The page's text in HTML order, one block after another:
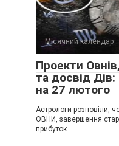
Місячний календар
Проекти
та досвід
на 27 лютого
Астрологи розповіли,
ОВНИ, завершення
прибуток.